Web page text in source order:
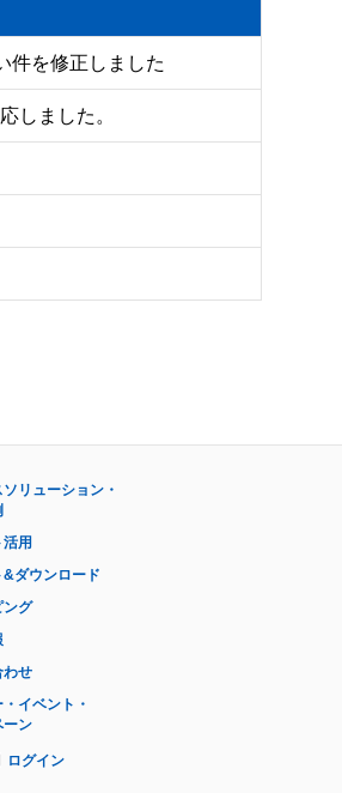
件を修正しました
しました。
ソリューション・
用
ダウンロード
ング
わせ
イベント・
ーン
ログイン